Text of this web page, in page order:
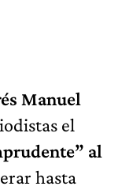
Manuel
el
al
hasta